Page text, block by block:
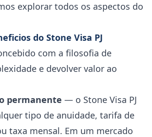
explorar todos os aspectos do
do Stone Visa PJ
com a filosofia de
e devolver valor ao
permanente — o Stone Visa PJ
tipo de anuidade, tarifa de
taxa mensal. Em um mercado